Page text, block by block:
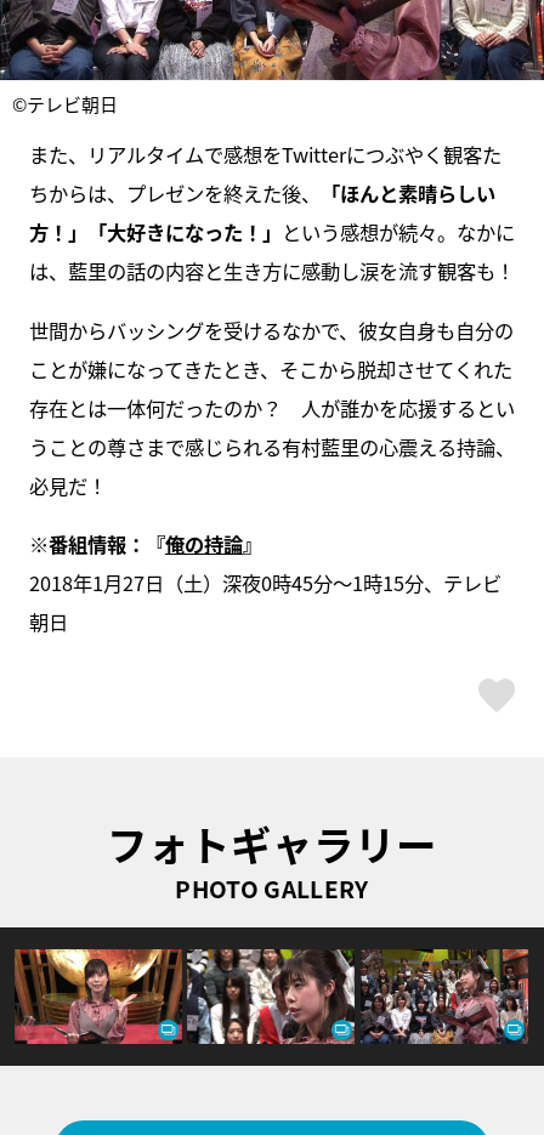
©テレビ朝日
また、リアルタイムで感想をTwitterにつぶやく観客た
ちからは、プレゼンを終えた後、
「ほんと素晴らしい
方！」「大好きになった！」 という感想が続々。なかに
は、藍里の話の内容と生き方に感動し涙を流す観客も！
世間からバッシングを受けるなかで、彼女自身も自分の
ことが嫌になってきたとき、そこから脱却させてくれた
存在とは一体何だったのか？ 人が誰かを応援するとい
うことの尊さまで感じられる有村藍里の心震える持論、
必見だ！
※番組情報：『俺の持論』
2018年1月27日（土）深夜0時45分～1時15分、テレビ
朝日
フォトギャラリー
PHOTO GALLERY